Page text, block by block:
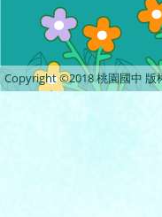
Copyright ©2018 桃園國中 版